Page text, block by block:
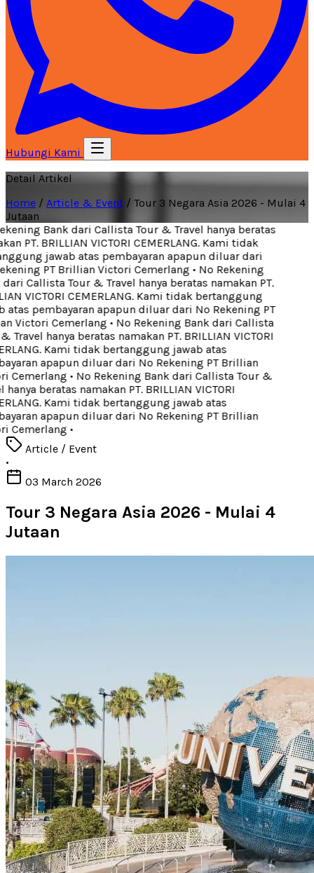
Hubungi Kami
Detail Artikel
Home / Article & Event / Tour 3 Negara Asia 2026 - Mulai 4
Jutaan
Bank dari Callista Tour & Travel hanya beratas
PT. BRILLIAN VICTORI CEMERLANG. Kami tidak
jawab atas pembayaran apapun diluar dari
PT Brillian Victori Cemerlang• No Rekening
Callista Tour & Travel hanya beratas namakan PT.
VICTORI CEMERLANG. Kami tidak bertanggung
pembayaran apapun diluar dari No Rekening PT
Victori Cemerlang• No Rekening Bank dari Callista
Travel hanya beratas namakan PT. BRILLIAN VICTORI
Kami tidak bertanggung jawab atas
apapun diluar dari No Rekening PT Brillian
Cemerlang• No Rekening Bank dari Callista Tour &
beratas namakan PT. BRILLIAN VICTORI
Kami tidak bertanggung jawab atas
apapun diluar dari No Rekening PT Brillian
Cemerlang•
Article / Event
•
03 March 2026
Tour 3 Negara Asia 2026 - Mulai 4
Jutaan